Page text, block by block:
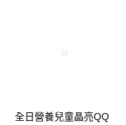
全日營養兒童晶亮QQ